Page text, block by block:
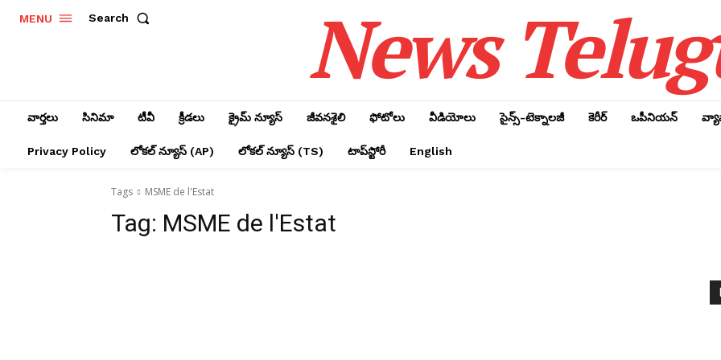
MENU Search News
వార్తలు సినిమా టీవీ క్రీడలు క్రైమ్ న్యూస్‌ జీవనశైలి ఫోటోలు వీడియోలు సైన్స్‌-టెక్నాలజీ కెరీర్‌ ఒపీనియన్‌
Privacy Policy లోక‌ల్ న్యూస్‌ (AP) లోక‌ల్ న్యూస్‌ (TS) టాప్‌స్టోరీ English
Tags MSME de l'Estat
Tag: MSME de l'Estat